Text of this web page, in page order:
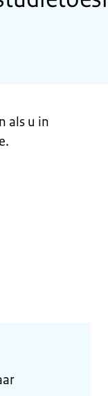
als u in